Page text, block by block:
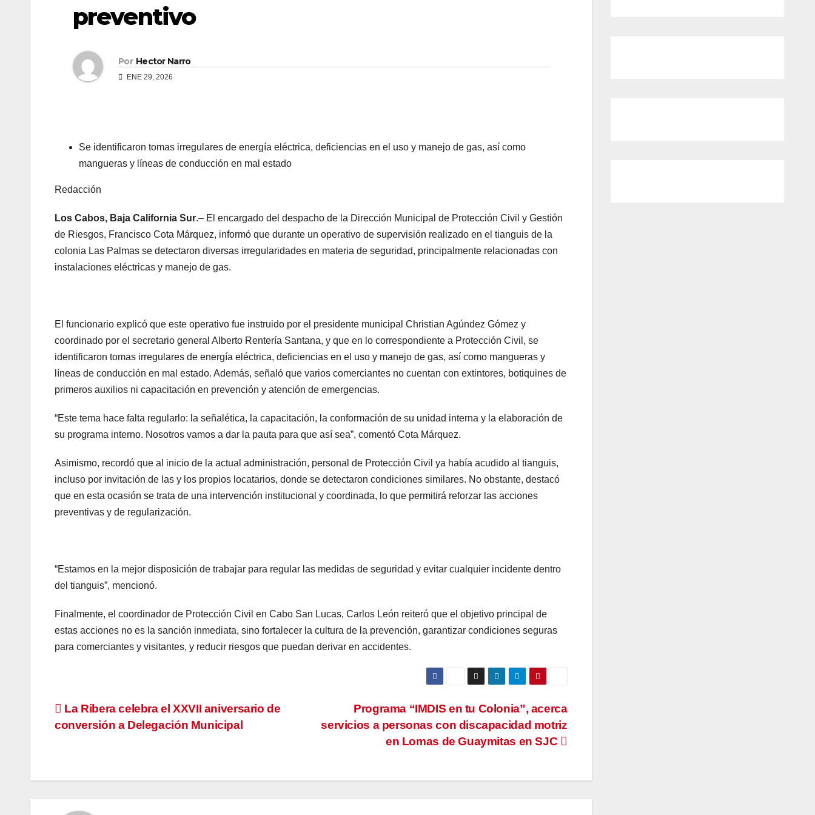
preventivo
Por Hector Narro
ENE 29, 2026
Se identificaron tomas irregulares de energía eléctrica, deficiencias en el uso y manejo de gas, así como
mangueras y líneas de conducción en mal estado
Redacción
Los Cabos, Baja California Sur.– El encargado del despacho de la Dirección Municipal de Protección Civil y Gestión
de Riesgos, Francisco Cota Márquez, informó que durante un operativo de supervisión realizado en el tianguis de la
colonia Las Palmas se detectaron diversas irregularidades en materia de seguridad, principalmente relacionadas con
instalaciones eléctricas y manejo de gas.
El funcionario explicó que este operativo fue instruido por el presidente municipal Christian Agúndez Gómez y
coordinado por el secretario general Alberto Rentería Santana, y que en lo correspondiente a Protección Civil, se
identificaron tomas irregulares de energía eléctrica, deficiencias en el uso y manejo de gas, así como mangueras y
líneas de conducción en mal estado. Además, señaló que varios comerciantes no cuentan con extintores, botiquines de
primeros auxilios ni capacitación en prevención y atención de emergencias.
“Este tema hace falta regularlo: la señalética, la capacitación, la conformación de su unidad interna y la elaboración de
su programa interno. Nosotros vamos a dar la pauta para que así sea”, comentó Cota Márquez.
Asimismo, recordó que al inicio de la actual administración, personal de Protección Civil ya había acudido al tianguis,
incluso por invitación de las y los propios locatarios, donde se detectaron condiciones similares. No obstante, destacó
que en esta ocasión se trata de una intervención institucional y coordinada, lo que permitirá reforzar las acciones
preventivas y de regularización.
“Estamos en la mejor disposición de trabajar para regular las medidas de seguridad y evitar cualquier incidente dentro
del tianguis”, mencionó.
Finalmente, el coordinador de Protección Civil en Cabo San Lucas, Carlos León reiteró que el objetivo principal de
estas acciones no es la sanción inmediata, sino fortalecer la cultura de la prevención, garantizar condiciones seguras
para comerciantes y visitantes, y reducir riesgos que puedan derivar en accidentes.
Navegación
Programa “IMDIS en tu Colonia”, acerca
servicios a personas con discapacidad motriz
en Lomas de Guaymitas en SJC
La Ribera celebra el XXVII aniversario de
conversión a Delegación Municipal